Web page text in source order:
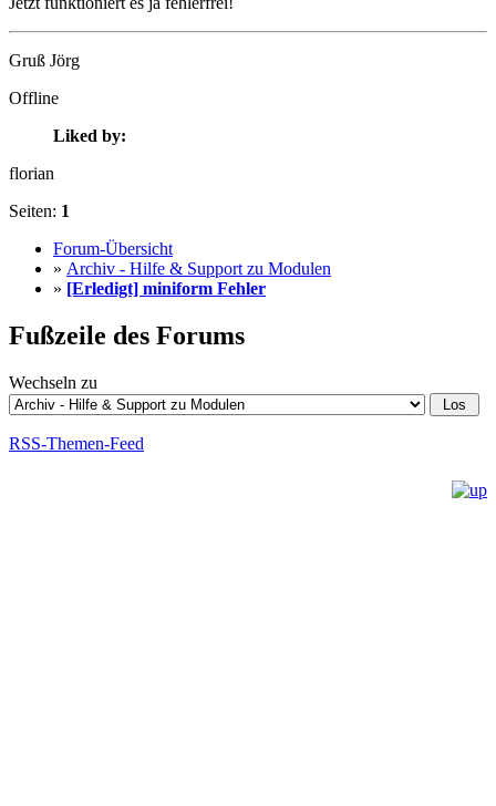
Gruß Jörg
Offline
Liked by:
florian
Seiten: 1
Forum-Übersicht
» Archiv - Hilfe & Support zu Modulen
» [Erledigt] miniform Fehler
Fußzeile des Forums
Wechseln zu
RSS-Themen-Feed